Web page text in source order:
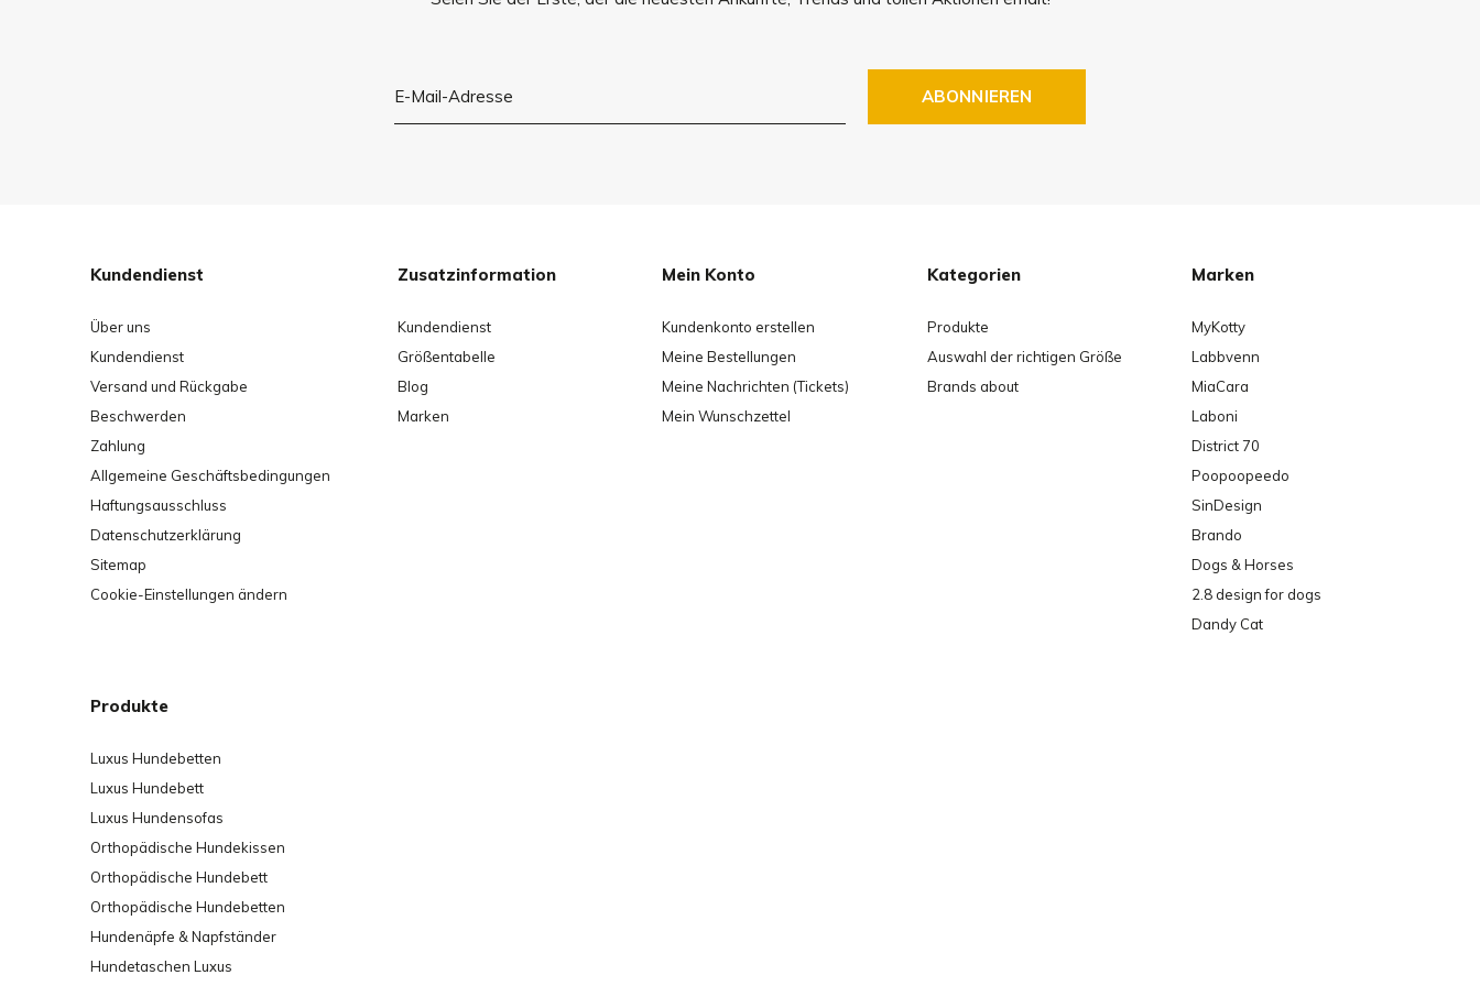
85% Polyester
15% Baumwolle
Gürtel
100% Leder
Größetabelle
dog-m
Beagle, Collie, Cocker Spaniel, Irish Setter, Schnauzer,
Wheaten Terrier, etc.
dog-l Large:
ABONNIEREN
Kundendienst
Über uns
Kundendienst
Versand und Rückgabe
Beschwerden
Zahlung
Allgemeine Geschäftsbedingungen
Haftungsausschluss
Datenschutzerklärung
Sitemap
Cookie-Einstellungen ändern
Zusatzinformation
Kundendienst
Größentabelle
Blog
Marken
Mein Konto
Kundenkonto erstellen
Meine Bestellungen
Meine Nachrichten (Tickets)
Mein Wunschzettel
Kategorien
Produkte
Auswahl der richtigen Größe
Brands about
Marken
MyKotty
Labbvenn
MiaCara
Laboni
District 70
Poopoopeedo
SinDesign
Brando
Dogs & Horses
2.8 design for dogs
Dandy Cat
Produkte
Luxus Hundebetten
Luxus Hundebett
Luxus Hundensofas
Orthopädische Hundekissen
Orthopädische Hundebett
Orthopädische Hundebetten
Hundenäpfe & Napfständer
Hundetaschen Luxus